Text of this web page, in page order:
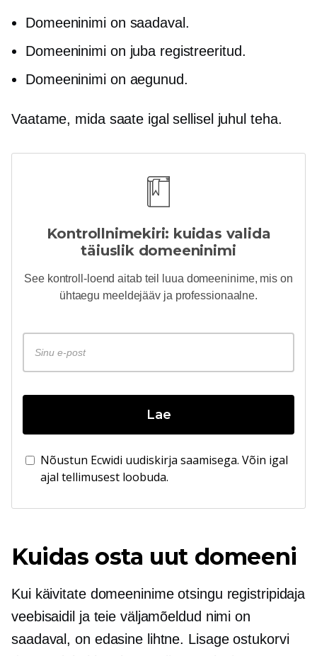
Domeeninimi on saadaval.
Domeeninimi on juba registreeritud.
Domeeninimi on aegunud.
Vaatame, mida saate igal sellisel juhul teha.
Kontrollnimekiri: kuidas valida
täiuslik domeeninimi
See kontroll-loend aitab teil luua domeeninime, mis on
ühtaegu meeldejääv ja professionaalne.
Lae
Nõustun Ecwidi uudiskirja saamisega. Võin igal
ajal tellimusest loobuda.
Kuidas osta uut domeeni
Kui käivitate domeeninime otsingu registripidaja
veebisaidil ja teie väljamõeldud nimi on
saadaval, on edasine lihtne. Lisage ostukorvi